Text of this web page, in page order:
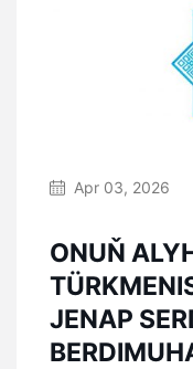
Apr 03, 2026
ONUŇ
JENAP